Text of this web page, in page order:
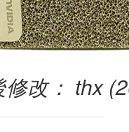
修改： thx